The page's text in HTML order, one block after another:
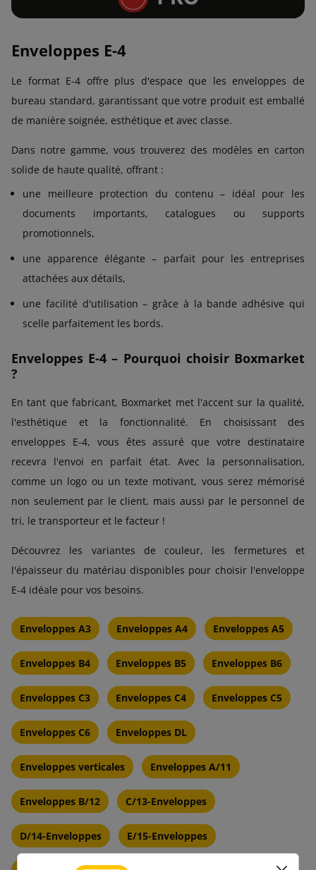
Enveloppes E-4
Le format E-4 offre plus d'espace que les enveloppes de
bureau standard, garantissant que votre produit est emballé
de manière soignée, esthétique et avec classe.
Dans notre gamme, vous trouverez des modèles en carton
solide de haute qualité, offrant :
une meilleure protection du contenu – idéal pour les
documents importants, catalogues ou supports
promotionnels,
une apparence élégante – parfait pour les entreprises
attachées aux détails,
une facilité d'utilisation – grâce à la bande adhésive qui
scelle parfaitement les bords.
Enveloppes E-4 – Pourquoi choisir Boxmarket
?
En tant que fabricant, Boxmarket met l'accent sur la qualité,
l'esthétique et la fonctionnalité. En choisissant des
enveloppes E-4, vous êtes assuré que votre destinataire
recevra l'envoi en parfait état. Avec la personnalisation,
comme un logo ou un texte motivant, vous serez mémorisé
non seulement par le client, mais aussi par le personnel de
tri, le transporteur et le facteur !
Découvrez les variantes de couleur, les fermetures et
l'épaisseur du matériau disponibles pour choisir l'enveloppe
E-4 idéale pour vos besoins.
Enveloppes A3 Enveloppes A4 Enveloppes A5
Enveloppes B4 Enveloppes B5 Enveloppes B6
Enveloppes C3 Enveloppes C4 Enveloppes C5
Enveloppes C6 Enveloppes DL
Enveloppes verticales Enveloppes A/11
Enveloppes B/12 C/13-Enveloppes
D/14-Enveloppes E/15-Enveloppes